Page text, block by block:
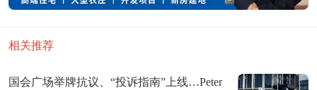
相关推荐
国会广场举牌抗议、“投诉指南”上线…Peter